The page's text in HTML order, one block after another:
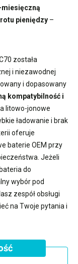
miesięczną
pieniędzy –
została
i niezawodnej
i dopasowany
kompatybilność i
litowo-jonowe
ładowanie i brak
oferuje
baterie OEM przy
Jeżeli
bateria do
wybór pod
zespół obsługi
na Twoje pytania i